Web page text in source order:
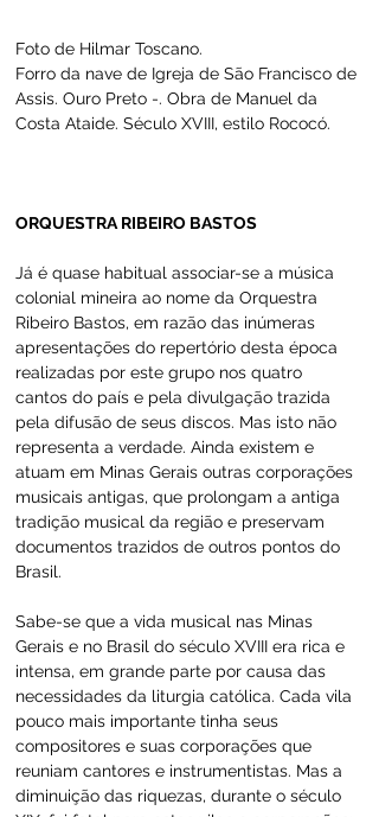
Foto de Hilmar Toscano.
Forro da nave de Igreja de São Francisco de
Assis. Ouro Preto -. Obra de Manuel da
Costa Ataide. Século XVIII, estilo Rococó.
ORQUESTRA RIBEIRO BASTOS
Já é quase habitual associar-se a música
colonial mineira ao nome da Orquestra
Ribeiro Bastos, em razão das inúmeras
apresentações do repertório desta época
realizadas por este grupo nos quatro
cantos do país e pela divulgação trazida
pela difusão de seus discos. Mas isto não
representa a verdade. Ainda existem e
atuam em Minas Gerais outras corporações
musicais antigas, que prolongam a antiga
tradição musical da região e preservam
documentos trazidos de outros pontos do
Brasil.
Sabe-se que a vida musical nas Minas
Gerais e no Brasil do século XVIII era rica e
intensa, em grande parte por causa das
necessidades da liturgia católica. Cada vila
pouco mais importante tinha seus
compositores e suas corporações que
reuniam cantores e instrumentistas. Mas a
diminuição das riquezas, durante o século